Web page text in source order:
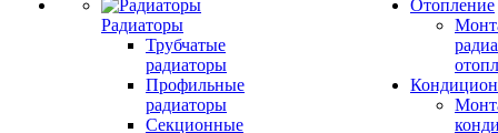
Радиаторы
Трубчатые
радиаторы
Профильные
радиаторы
Секционные
Отопление